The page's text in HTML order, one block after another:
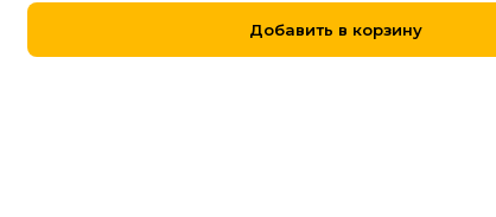
Добавить в корзину